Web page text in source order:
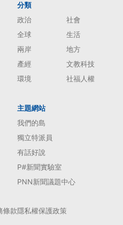
分類
政治
社會
全球
生活
兩岸
地方
產經
文教科技
環境
社福人權
主題網站
我們的島
獨立特派員
有話好說
P#新聞實驗室
PNN新聞議題中心
條款隱私權保護政策